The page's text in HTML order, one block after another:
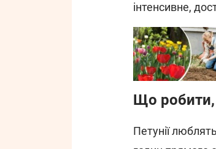
інтенсивне,
Що робити,
Петунії